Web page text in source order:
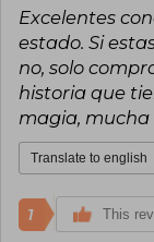
Excelentes
estado. Si
no, solo
historia que
magia,
Translate to english
1 This